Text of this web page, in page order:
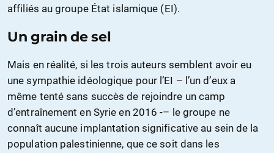
affiliés au groupe État islamique (EI).
Un grain de sel
Mais en réalité, si les trois auteurs semblent avoir eu
une sympathie idéologique pour l’EI – l’un d’eux a
même tenté sans succès de rejoindre un camp
d’entraînement en Syrie en 2016 -– le groupe ne
connaît aucune implantation significative au sein de la
population palestinienne, que ce soit dans les